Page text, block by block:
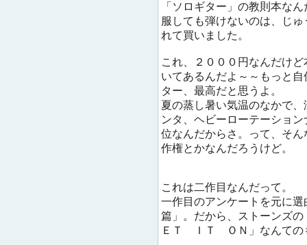
「ソロギター」の教則本な
服しても弾けないのは、じ
れて買いました。
これ、２０００円なんだけ
いてあるんだよ～～もっと
ター、最高だと思うよ。
夏の蒸し暑い気温のなかで
ンタ、ヘビーローテーショ
位なんだからさ。って、そ
作権とかなんだろうけど。
これは二作目なんだって。
一作目のアンケートを元に
篇」。だから、ストーンズ
ＥＴ ＩＴ ＯＮ」なんての